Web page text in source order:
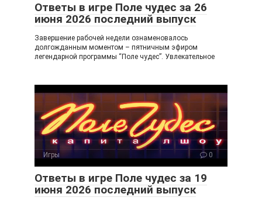
Ответы в игре Поле чудес за 26
июня 2026 последний выпуск
Завершение рабочей недели ознаменовалось
долгожданным моментом – пятничным эфиром
легендарной программы “Поле чудес”. Увлекательное
Игры 0
Ответы в игре Поле чудес за 19
июня 2026 последний выпуск